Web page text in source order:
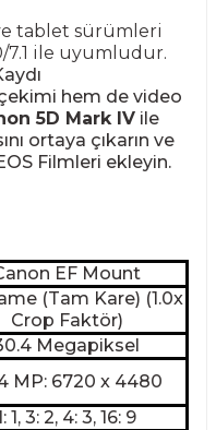
tablet sürümleri
7.1 ile uyumludur.
hem de video
5D Mark IVile
ortaya çıkarın ve
Filmleri ekleyin.
EF Mount
(Tam Kare) (1.0x
Crop Faktör)
Megapiksel
MP: 6720 x 4480
1, 3: 2, 4: 3, 16: 9